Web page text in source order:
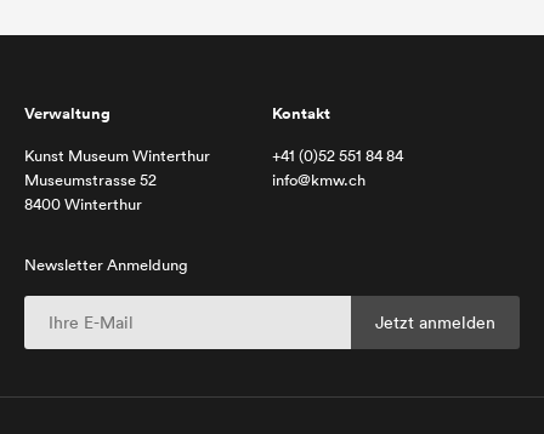
Verwaltung
Kunst Museum Winterthur
Museumstrasse 52
8400 Winterthur
Kontakt
+41 (0)52 551 84 84
info@kmw.ch
Newsletter Anmeldung